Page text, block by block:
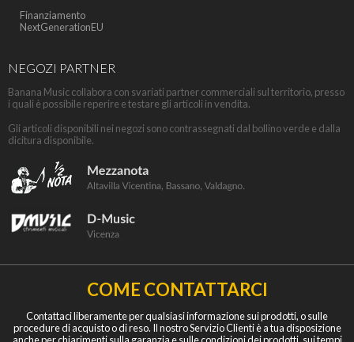
Finanziamento
NextGenerationEU
NEGOZI PARTNER
Banana Music collabora con svariati partner commerciali sul territorio, presso
i quali è possibile reperire e testare gli articoli in vendita.
Gli articoli disponibili nei negozi sono contrassegnati dal bollino verde e dalla
dicitura disponibile.
COME CONTATTARCI
Contattaci liberamente per qualsiasi informazione sui prodotti, o sulle
procedure di acquisto o di reso. Il nostro Servizio Clienti è a tua disposizione